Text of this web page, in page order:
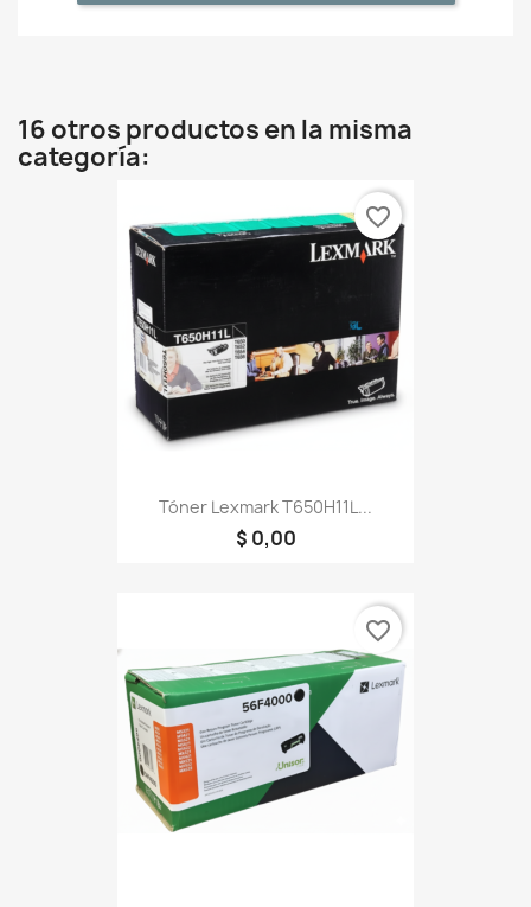
16 otros productos en la misma
categoría:
Tóner Lexmark T650H11L...
$ 0,00
favorite_border
favorite_border